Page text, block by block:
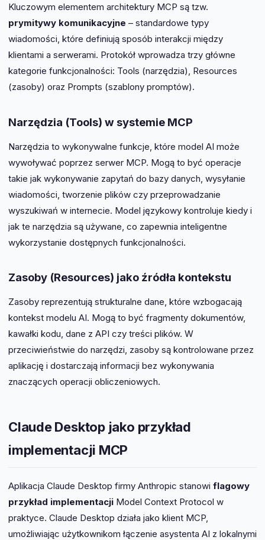
Kluczowym elementem architektury MCP są tzw.
prymitywy komunikacyjne – standardowe typy
wiadomości, które definiują sposób interakcji między
klientami a serwerami. Protokół wprowadza trzy główne
kategorie funkcjonalności: Tools (narzędzia), Resources
(zasoby) oraz Prompts (szablony promptów).
Narzędzia (Tools) w systemie MCP
Narzędzia to wykonywalne funkcje, które model AI może
wywoływać poprzez serwer MCP. Mogą to być operacje
takie jak wykonywanie zapytań do bazy danych, wysyłanie
wiadomości, tworzenie plików czy przeprowadzanie
wyszukiwań w internecie. Model językowy kontroluje kiedy i
jak te narzędzia są używane, co zapewnia inteligentne
wykorzystanie dostępnych funkcjonalności.
Zasoby (Resources) jako źródła kontekstu
Zasoby reprezentują strukturalne dane, które wzbogacają
kontekst modelu AI. Mogą to być fragmenty dokumentów,
kawałki kodu, dane z API czy treści plików. W
przeciwieństwie do narzędzi, zasoby są kontrolowane przez
aplikację i dostarczają informacji bez wykonywania
znaczących operacji obliczeniowych.
Claude Desktop jako przykład
implementacji MCP
Aplikacja Claude Desktop firmy Anthropic stanowi flagowy
przykład implementacji Model Context Protocol w
praktyce. Claude Desktop działa jako klient MCP,
umożliwiając użytkownikom łączenie asystenta AI z lokalnymi